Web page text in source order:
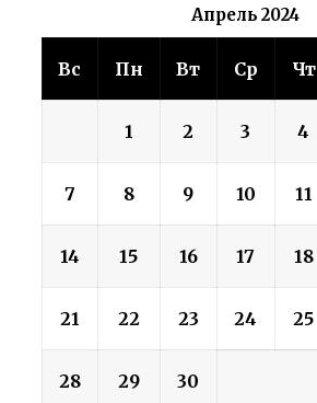
Апрель 2024
Вс Пн Вт Ср Чт
1 2 3 4
7 8 9 10 11
14 15 16 17 18
21 22 23 24 25
28 29 30